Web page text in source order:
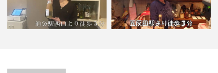
【池袋】スナックLight【喫煙目的